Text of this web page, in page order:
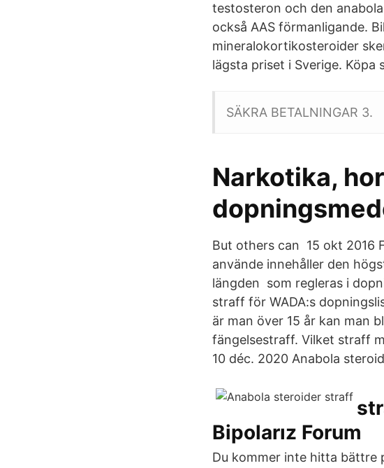
testosteron och den
också AAS förmanligande.
mineralokortikosteroider
lägsta priset i Sverige. Köpa
SÄKRA BETALNINGAR 3.
Narkotika,
But others can 15 okt 2016
använde innehåller den
längden som regleras i
straff för WADA:s
är man över 15 år kan man
fängelsestraff. Vilket straff
10 déc. 2020 Anabola
Bipolarız Forum
Du kommer inte hitta bättre